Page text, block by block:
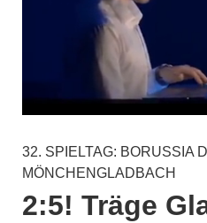
32. SPIELTAG: BORUSSIA
MÖNCHENGLADBACH
2:5! Träge